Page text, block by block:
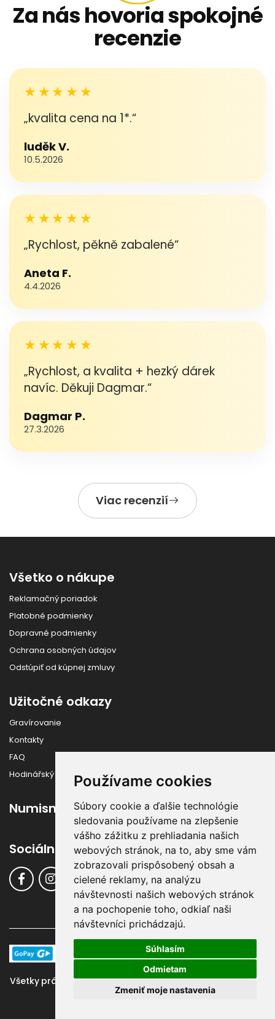
Používame cookies
Súbory cookie a ďalšie technológie
sledovania používame na zlepšenie
vášho zážitku z prehliadania našich
webových stránok, na to, aby sme vám
zobrazovali prispôsobený obsah a
cielené reklamy, na analýzu
návštevnosti našich webových stránok
a na pochopenie toho, odkiaľ naši
návštevníci prichádzajú.
Súhlasím
Odmietam
Zmeniť moje nastavenia
Za nás hovoria spokojné
recenzie
★★★★★
„kvalita cena na 1*.“
luděk V.
10.5.2026
★★★★★
„Rychlost, pěkně zabalené“
Aneta F.
4.4.2026
★★★★★
„Rychlost, a kvalita + hezký dárek
navíc. Děkuji Dagmar.“
Dagmar P.
27.3.2026
Viac recenzií
Všetko o nákupe
Reklamačný poriadok
Platobné podmienky
Dopravné podmienky
Ochrana osobných údajov
Odstúpiť od kúpnej zmluvy
Užitočné odkazy
Gravírovanie
Kontakty
FAQ
Hodinářský slovník
Numismatika
Sociálne siete
Všetky práva vyhradené ©Klenoty-Buran.sk, 2016 - 2024 |
Systém & Design: GraphicSite.cz